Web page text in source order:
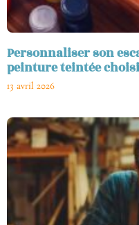
Personnaliser son
peinture teintée
13 avril 2026